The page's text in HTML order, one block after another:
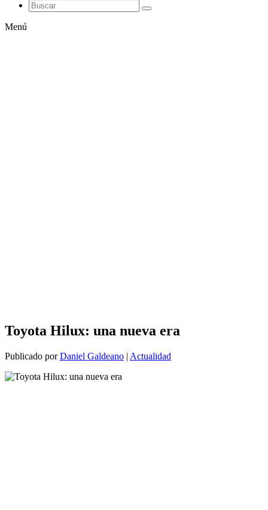
Menú
Toyota Hilux: una nueva era
Publicado porDaniel Galdeano | Actualidad